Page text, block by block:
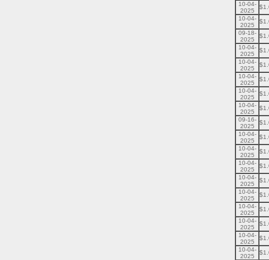
10-04-
2025
10-04-
2025
09-18-
2025
10-04-
2025
10-04-
2025
10-04-
2025
10-04-
2025
10-04-
2025
09-16-
2025
10-04-
2025
10-04-
2025
10-04-
2025
10-04-
2025
10-04-
2025
10-04-
2025
10-04-
2025
10-04-
2025
10-04-
2025